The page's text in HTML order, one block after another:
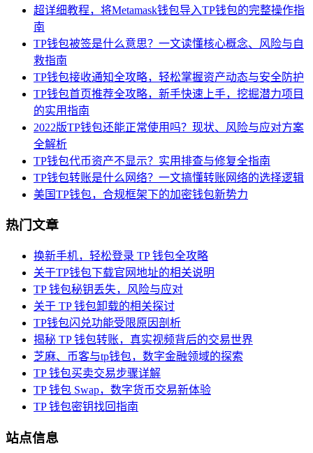
超详细教程，将Metamask钱包导入TP钱包的完整操作指
南
TP钱包被签是什么意思？一文读懂核心概念、风险与自
救指南
TP钱包接收通知全攻略，轻松掌握资产动态与安全防护
TP钱包首页推荐全攻略，新手快速上手，挖掘潜力项目
的实用指南
2022版TP钱包还能正常使用吗？现状、风险与应对方案
全解析
TP钱包代币资产不显示？实用排查与修复全指南
TP钱包转账是什么网络？一文搞懂转账网络的选择逻辑
美国TP钱包，合规框架下的加密钱包新势力
热门文章
换新手机，轻松登录 TP 钱包全攻略
关于TP钱包下载官网地址的相关说明
TP 钱包秘钥丢失，风险与应对
关于 TP 钱包卸载的相关探讨
TP钱包闪兑功能受限原因剖析
揭秘 TP 钱包转账，真实视频背后的交易世界
芝麻、币客与tp钱包，数字金融领域的探索
TP 钱包买卖交易步骤详解
TP 钱包 Swap，数字货币交易新体验
TP 钱包密钥找回指南
站点信息